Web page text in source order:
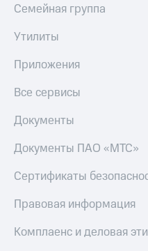
Семейная группа
Утилиты
Приложения
Все сервисы
Документы
Документы ПАО «МТС»
Сертификаты
Правовая информация
Комплаенс и деловая